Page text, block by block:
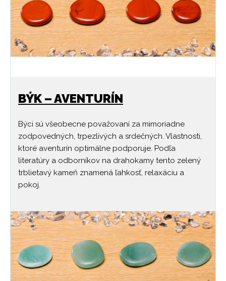
BÝK – AVENTURÍN
Býci sú všeobecne považovaní za mimoriadne
zodpovedných, trpezlivých a srdečných. Vlastnosti,
ktoré aventurín optimálne podporuje. Podľa
literatúry a odborníkov na drahokamy tento zelený
trblietavý kameň znamená ľahkosť, relaxáciu a
pokoj.